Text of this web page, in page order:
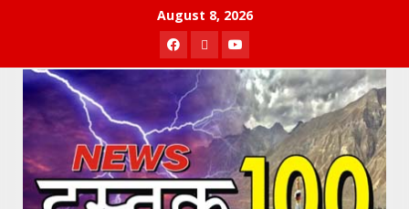
August 8, 2026
Facebook
TwitterYoutube